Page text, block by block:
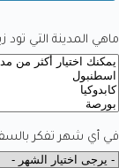
ماهي المدينة التي تود
في أي شهر تفكر